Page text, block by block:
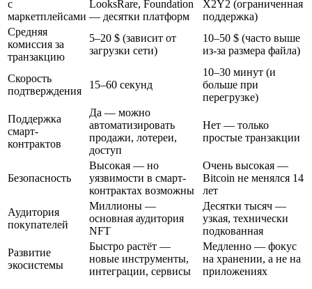
с
маркетплейсами
LooksRare, Foundation
— десятки платформ
X2Y2 (ограниченная
поддержка)
Средняя
комиссия за
транзакцию
5–20 $ (зависит от
загрузки сети)
10–50 $ (часто выше
из-за размера файла)
Скорость
подтверждения
15–60 секунд
10–30 минут (и
больше при
перегрузке)
Поддержка
смарт-
контрактов
Да — можно
автоматизировать
продажи, лотереи,
доступ
Нет — только
простые транзакции
Безопасность
Высокая — но
уязвимости в смарт-
контрактах возможны
Очень высокая —
Bitcoin не менялся 14
лет
Аудитория
покупателей
Миллионы —
основная аудитория
NFT
Десятки тысяч —
узкая, технически
подкованная
Развитие
экосистемы
Быстро растёт —
новые инструменты,
интеграции, сервисы
Медленно — фокус
на хранении, а не на
приложениях